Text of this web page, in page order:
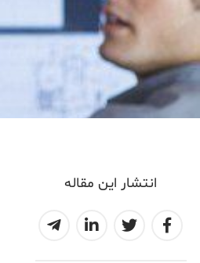
انتشار این مقاله